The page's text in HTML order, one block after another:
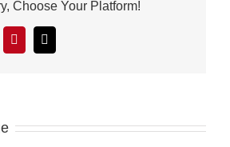
Choose Your Platform!
Pinterest
Mail